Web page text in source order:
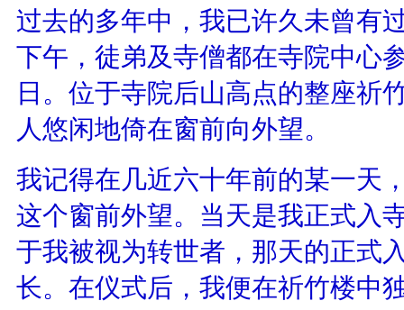
过去的多年中，我已许久未曾有
下午，徒弟及寺僧都在寺院中心
日。位于寺院后山高点的整座祈
人悠闲地倚在窗前向外望。
我记得在几近六十年前的某一天
这个窗前外望。当天是我正式入
于我被视为转世者，那天的正式
长。在仪式后，我便在祈竹楼中